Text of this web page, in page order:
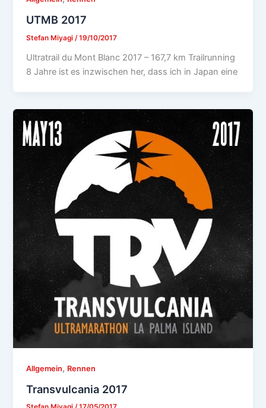
UTMB 2017
Stefan Miyagi/19/10/2017
Ultratrail du Mont Blanc 2017 – 167,7 km Trailrunning
8 Jahre ist es inzwischen her, dass ich in Japan eine
Allgemein, Rennen
Transvulcania 2017